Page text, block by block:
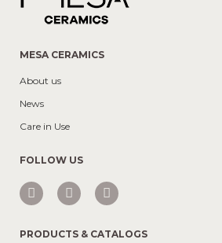
MESA CERAMICS
About us
News
Care in Use
FOLLOW US
PRODUCTS & CATALOGS